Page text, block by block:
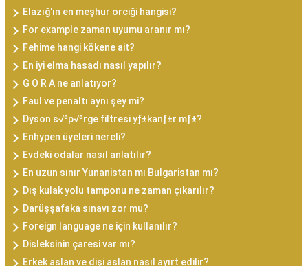
Elazığ'ın en meşhur orciği hangisi?
For example zaman uyumu aranır mı?
Fehime hangi kökene ait?
En iyi elma hasadı nasıl yapılır?
G O R A ne anlatıyor?
Faul ve penaltı aynı şey mi?
Dyson s√ºp√ºrge filtresi yƒ±kanƒ±r mƒ±?
Enhypen üyeleri nereli?
Evdeki odalar nasıl anlatılır?
En uzun sınır Yunanistan mı Bulgaristan mı?
Dış kulak yolu tamponu ne zaman çıkarılır?
Darüşşafaka sınavı zor mu?
Foreign language ne için kullanılır?
Disleksinin çaresi var mı?
Erkek aslan ve dişi aslan nasıl ayırt edilir?